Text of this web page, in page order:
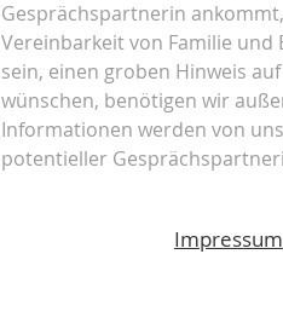
Gesprächspartnerin
Vereinbarkeit von Familie
sein, einen groben Hinweis
wünschen, benötigen wir
Informationen werden von
potentieller
Impressum